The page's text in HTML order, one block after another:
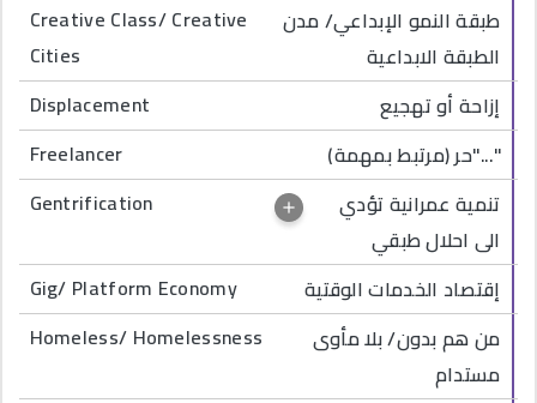
Creative Class/ Creative
Cities
طبقة النمو الإبداعي/ مدن
الطبقة الابداعية
Displacement
إزاحة أو تهجيع
Freelancer
حر (مرتبط بمهمة)"..."
Gentrification
تنمية عمرانية تؤدي
الى احلال طبقي
Gig/ Platform Economy
إقتصاد الخدمات الوقتية
Homeless/ Homelessness
من هم بدون/ بلا مأوى
مستدام